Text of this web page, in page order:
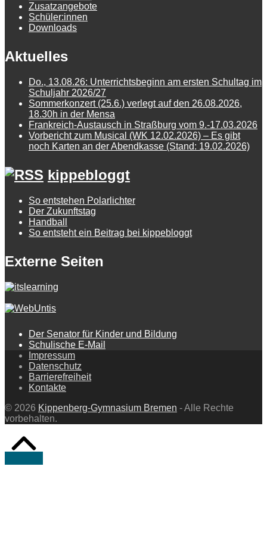
Zusatzangebote
Schüler:innen
Downloads
Aktuelles
Do., 13.08.26: Unterrichtsbeginn am ersten Schultag im
Schuljahr 2026/27
Sommerkonzert (25.6.) verlegt auf den 26.08.2026,
18.30h in der Mensa
Frankreich-Austausch in Straßburg vom 9.-17.03.2026
Vorbericht zum Musical (WK 12.02.2026) – Es gibt
noch Karten an der Abendkasse (Stand: 19.02.2026)
kippebloggt
So entstehen Polarlichter
Der Zukunftstag
Handball
So entsteht ein Beitrag bei kippebloggt
Externe Seiten
Der Senator für Kinder und Bildung
Schulische E-Mail
Impressum
Datenschutz
Barrierefreiheit
Kontakte
© 2026 Kippenberg-Gymnasium Bremen - Alle Rechte
vorbehalten.